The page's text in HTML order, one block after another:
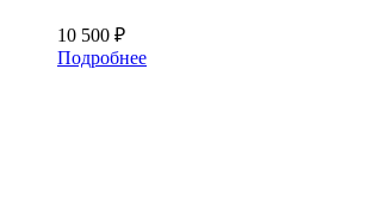
10 500 ₽
Подробнее